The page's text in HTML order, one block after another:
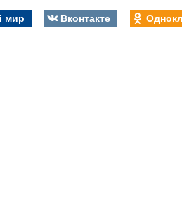
мир Вконтакте